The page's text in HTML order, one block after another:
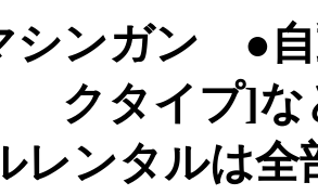
シンガン ●自
クタイプ]
レンタルは